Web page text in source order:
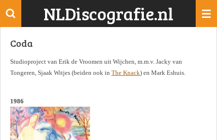
Ga
de
NLDiscografie.nl
Coda
Studioproject van Erik de Vroomen uit Wijchen, m.m.v. Jacky van
Tongeren, Sjaak Witjes (beiden ook in The Knack) en Mark Eshuis.
1986